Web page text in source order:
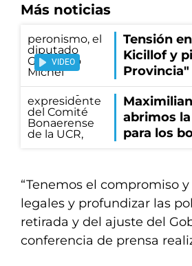
Más noticias
VIDEO
Tensión
Kicillof y
Provincia"
abrimos
para los
“Tenemos el compromiso
legales y profundizar las
retirada y del ajuste del
conferencia de prensa